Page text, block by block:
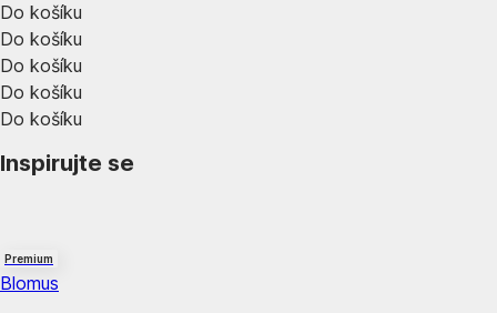
Do košíku
Do košíku
Do košíku
Do košíku
Do košíku
Inspirujte se
Premium
Blomus